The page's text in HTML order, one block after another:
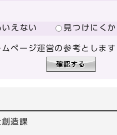
えない 見つけにく
ページ運営の参考とします
造課